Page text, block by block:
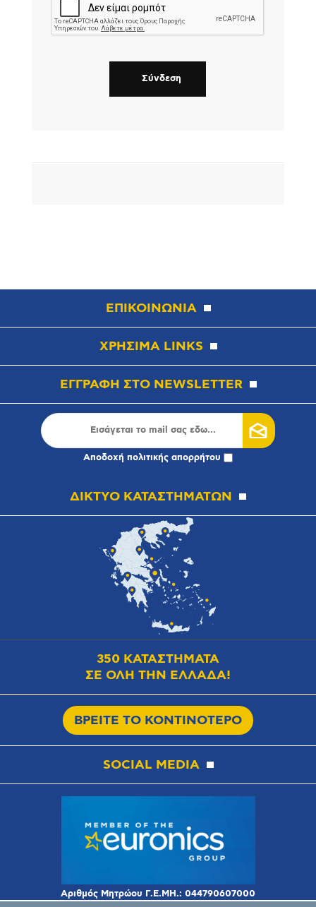
ΕΠΙΚΟΙΝΩΝΙΑ
ΧΡΗΣΙΜΑ LINKS
ΕΓΓΡΑΦΗ ΣΤΟ NEWSLETTER
Αποδοχή πολιτικής απορρήτου
ΔΙΚΤΥΟ ΚΑΤΑΣΤΗΜΑΤΩΝ
350 ΚΑΤΑΣΤΗΜΑΤΑ
ΣΕ ΟΛΗ ΤΗΝ ΕΛΛΑΔΑ!
ΒΡΕΙΤΕ ΤΟ ΚΟΝΤΙΝΟΤΕΡΟ
SOCIAL MEDIA